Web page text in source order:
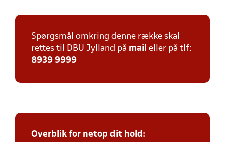
Spørgsmål omkring denne række skal
rettes til DBU Jylland på mail eller på tlf:
8939 9999
Overblik for netop dit hold: